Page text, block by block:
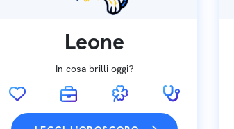
Leone
In cosa brilli oggi?